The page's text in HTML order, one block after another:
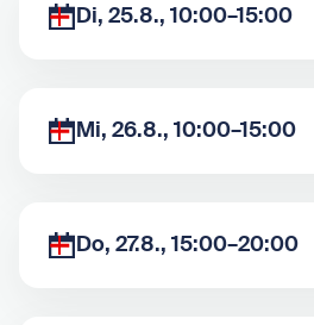
Di, 25.8., 10:00–15:00
Mi, 26.8., 10:00–15:00
Do, 27.8., 15:00–20:00